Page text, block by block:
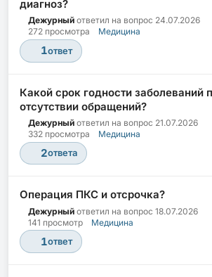
диагноз?
Дежурный ответил на вопрос 24.07.2026
272 просмотра
Медицина
1ответ
Какой срок годности заболеваний
отсутствии обращений?
Дежурный ответил на вопрос 21.07.2026
332 просмотра
Медицина
2ответа
Операция ПКС и отсрочка?
Дежурный ответил на вопрос 18.07.2026
141 просмотр
Медицина
1ответ